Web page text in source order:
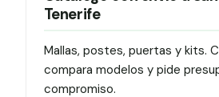
Tenerife
Mallas, postes, puertas y kits.
compara modelos y pide
compromiso.